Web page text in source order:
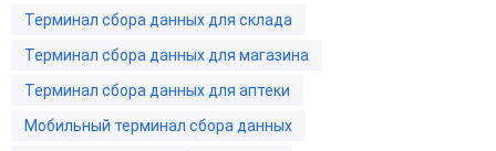
Терминал сбора данных для склада
Терминал сбора данных для магазина
Терминал сбора данных для аптеки
Мобильный терминал сбора данных
По цене, по возрастанию
По цене, по убыванию